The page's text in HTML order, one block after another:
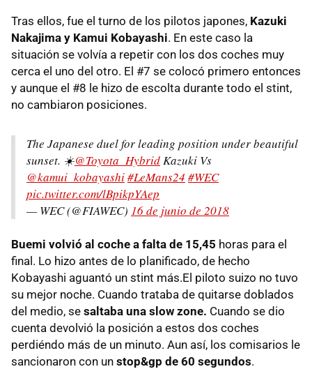
Tras ellos, fue el turno de los pilotos japones, Kazuki
Nakajima y Kamui Kobayashi. En este caso la
situación se volvía a repetir con los dos coches muy
cerca el uno del otro. El #7 se colocó primero entonces
y aunque el #8 le hizo de escolta durante todo el stint,
no cambiaron posiciones.
The Japanese duel for leading position under beautiful
sunset. ☀️@Toyota_HybridKazuki Vs
@kamui_kobayashi#LeMans24 #WEC
pic.twitter.com/lBpikpYAep
— WEC (@FIAWEC) 16 de junio de 2018
Buemi volvió al coche a falta de 15,45 horas para el
final. Lo hizo antes de lo planificado, de hecho
Kobayashi aguantó un stint más.El piloto suizo no tuvo
su mejor noche. Cuando trataba de quitarse doblados
del medio, se saltaba una slow zone. Cuando se dio
cuenta devolvió la posición a estos dos coches
perdiéndo más de un minuto. Aun así, los comisarios le
sancionaron con un stop&gp de 60 segundos.